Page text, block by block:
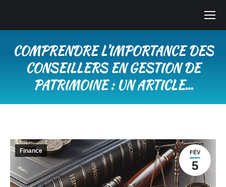
COMPRENDRE L’IMPORTANCE DES
CONSEILLERS EN GESTION DE
PATRIMOINE : UN ARTICLE…
FÉV
5
Finance